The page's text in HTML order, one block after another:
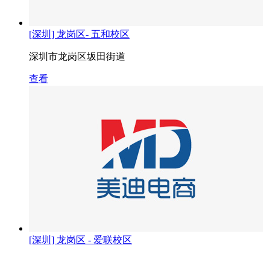
[深圳] 龙岗区- 五和校区
深圳市龙岗区坂田街道
查看
[深圳] 龙岗区 - 爱联校区